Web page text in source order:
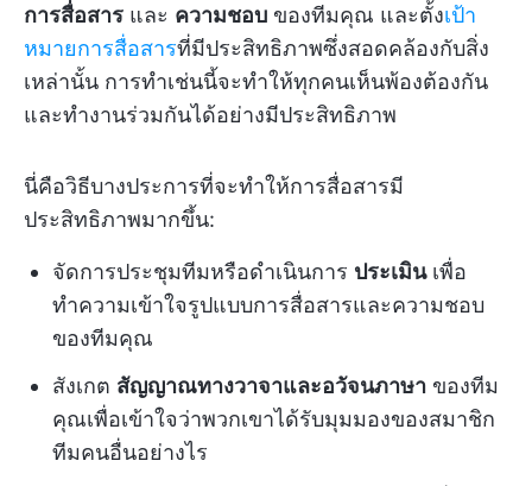
การสื่อสาร และ ความชอบ ของทีมคุณ และตั้งเป้า
หมายการสื่อสารที่มีประสิทธิภาพซึ่งสอดคล้องกับสิ่ง
เหล่านั้น การทำเช่นนี้จะทำให้ทุกคนเห็นพ้องต้องกัน
และทำงานร่วมกันได้อย่างมีประสิทธิภาพ
นี่คือวิธีบางประการที่จะทำให้การสื่อสารมี
ประสิทธิภาพมากขึ้น:
จัดการประชุมทีมหรือดำเนินการ ประเมินเพื่อ
ทำความเข้าใจรูปแบบการสื่อสารและความชอบ
ของทีมคุณ
สังเกต สัญญาณทางวาจาและอวัจนภาษา ของทีม
คุณเพื่อเข้าใจว่าพวกเขาได้รับมุมมองของสมาชิก
ทีมคนอื่นอย่างไร